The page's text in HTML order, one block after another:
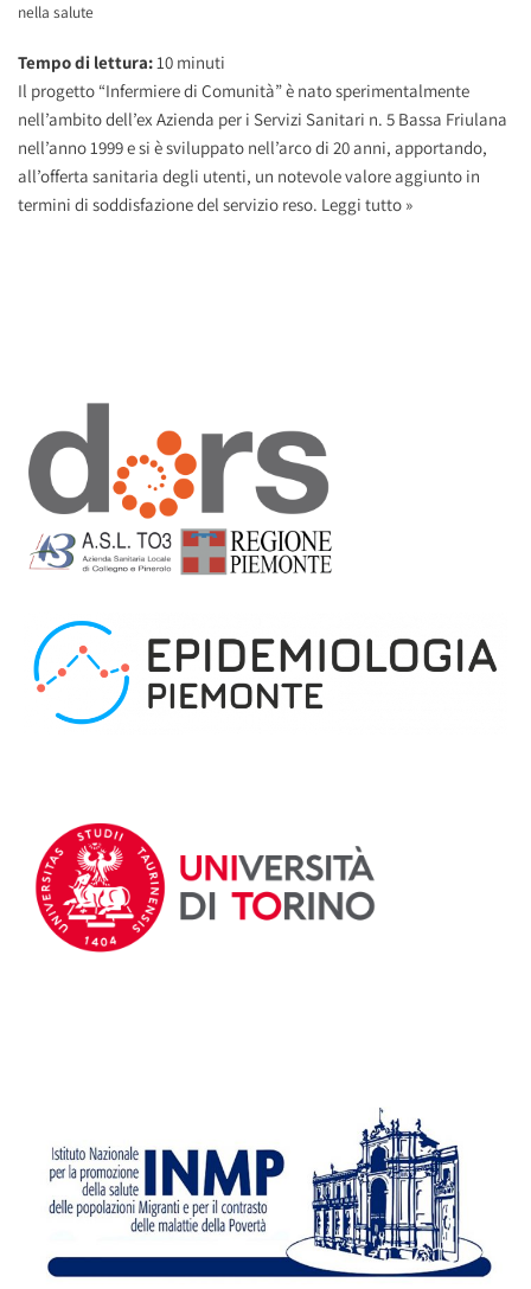
nella salute
Tempo di lettura:10 minuti
Il progetto “Infermiere di Comunità” è nato sperimentalmente
nell’ambito dell’ex Azienda per i Servizi Sanitari n. 5 Bassa Friulana
nell’anno 1999 e si è sviluppato nell’arco di 20 anni, apportando,
all’offerta sanitaria degli utenti, un notevole valore aggiunto in
termini di soddisfazione del servizio reso. Leggi tutto »